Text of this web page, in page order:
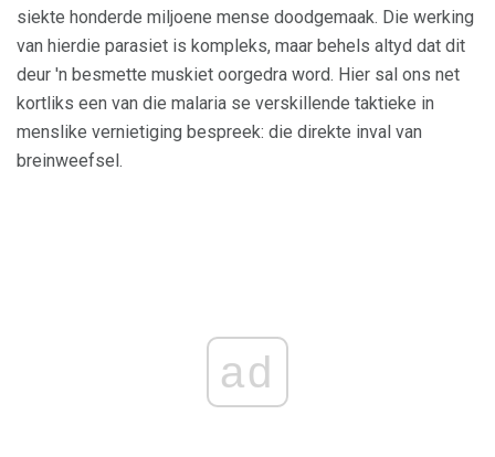
siekte honderde miljoene mense doodgemaak. Die werking
van hierdie parasiet is kompleks, maar behels altyd dat dit
deur 'n besmette muskiet oorgedra word. Hier sal ons net
kortliks een van die malaria se verskillende taktieke in
menslike vernietiging bespreek: die direkte inval van
breinweefsel.
ad